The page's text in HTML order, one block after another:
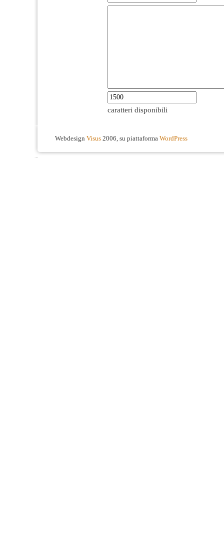
caratteri disponibili
Webdesign Visus 2006, su piattaforma WordPress